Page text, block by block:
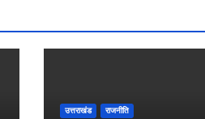
उत्तराखंड राजनीति